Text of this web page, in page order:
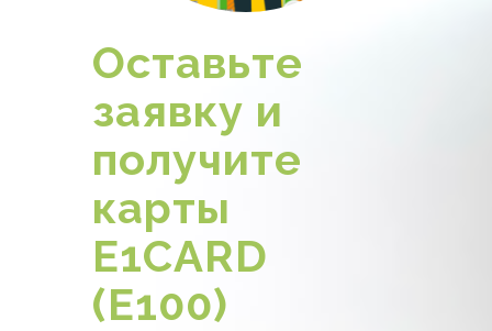
Оставьте
заявку и
получите
карты
E1CARD
(Е100)